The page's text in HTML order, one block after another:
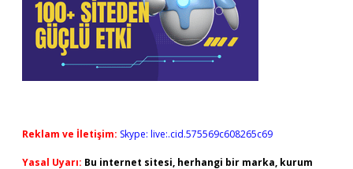
Reklam ve İletişim: Skype: live:.cid.575569c608265c69
Yasal Uyarı: Bu internet sitesi, herhangi bir marka, kurum